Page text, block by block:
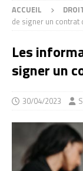
ACCUEIL
de signer un contrat
Les
signer un
30/04/2023